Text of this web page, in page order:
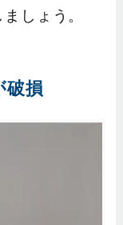
しょう。
破損